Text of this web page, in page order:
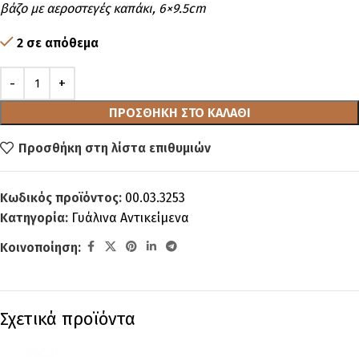
βάζο με αεροστεγές καπάκι, 6×9.5cm
2 σε απόθεμα
ΠΡΟΣΘΉΚΗ ΣΤΟ ΚΑΛΆΘΙ
Προσθήκη στη λίστα επιθυμιών
Κωδικός προϊόντος: 00.03.3253
Κατηγορία: Γυάλινα Αντικείμενα
Κοινοποίηση:
Σχετικά προϊόντα